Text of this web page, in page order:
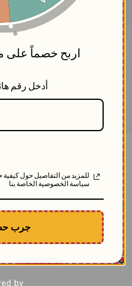
قميص من خام الأفوال - اخضر - 1
3
SKU: 12001-اخضر-1
الوصف
قميص نسائي أخضر من خام الأفوال، يتميز
مع خامة صيفية تناسب حرّ صيف الخليج
الطلعة للمحجبات.
38.86
$
اربح خصماً على
أدخل رقم
للمزيد من التفاصيل حول
سياسة الخصوصية الخاصة بنا
جرب